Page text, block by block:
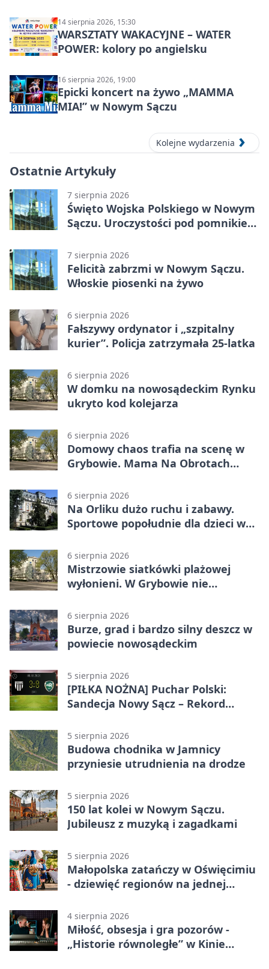
14 sierpnia 2026, 15:30
WARSZTATY WAKACYJNE – WATER
POWER: kolory po angielsku
16 sierpnia 2026, 19:00
Epicki koncert na żywo „MAMMA
MIA!” w Nowym Sączu
Kolejne wydarzenia
Ostatnie Artykuły
7 sierpnia 2026
Święto Wojska Polskiego w Nowym
Sączu. Uroczystości pod pomnikiem
7 sierpnia 2026
Felicità zabrzmi w Nowym Sączu.
Włoskie piosenki na żywo
6 sierpnia 2026
Fałszywy ordynator i „szpitalny
kurier”. Policja zatrzymała 25-latka
6 sierpnia 2026
W domku na nowosądeckim Rynku
ukryto kod kolejarza
6 sierpnia 2026
Domowy chaos trafia na scenę w
Grybowie. Mama Na Obrotach
6 sierpnia 2026
Na Orliku dużo ruchu i zabawy.
Sportowe popołudnie dla dzieci w
6 sierpnia 2026
Mistrzowie siatkówki plażowej
wyłonieni. W Grybowie nie
6 sierpnia 2026
Burze, grad i bardzo silny deszcz w
powiecie nowosądeckim
5 sierpnia 2026
[PIŁKA NOŻNA] Puchar Polski:
Sandecja Nowy Sącz – Rekord
5 sierpnia 2026
Budowa chodnika w Jamnicy
przyniesie utrudnienia na drodze
5 sierpnia 2026
150 lat kolei w Nowym Sączu.
Jubileusz z muzyką i zagadkami
5 sierpnia 2026
Małopolska zatańczy w Oświęcimiu
- dziewięć regionów na jednej
4 sierpnia 2026
Miłość, obsesja i gra pozorów -
„Historie równoległe” w Kinie